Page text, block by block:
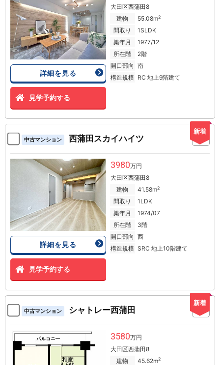
詳細を見る
見学予約する
大田区西蒲田8
建物
55.08m2
間取り
1SLDK
築年月
1977/12
所在階
2階
開口部向 南
構造規模 RC 地上9階建て
新着
中古マンション 西蒲田スカイハイツ
詳細を見る
見学予約する
3980万円
大田区西蒲田8
建物
41.58m2
間取り
1LDK
築年月
1974/07
所在階
3階
開口部向 西
構造規模 SRC 地上10階建て
新着
中古マンション シャトレー西蒲田
3580万円
大田区西蒲田8
建物
45.62m2